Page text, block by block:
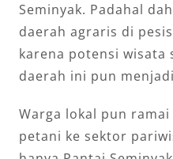
Seminyak. Padahal
daerah agraris di
karena potensi wisata
daerah ini pun
Warga lokal pun
petani ke sektor